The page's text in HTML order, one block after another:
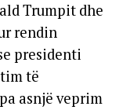
Trumpit dhe
rendin
presidenti
të
asnjë veprim